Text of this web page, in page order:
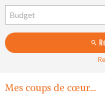
Mes coups de cœur...